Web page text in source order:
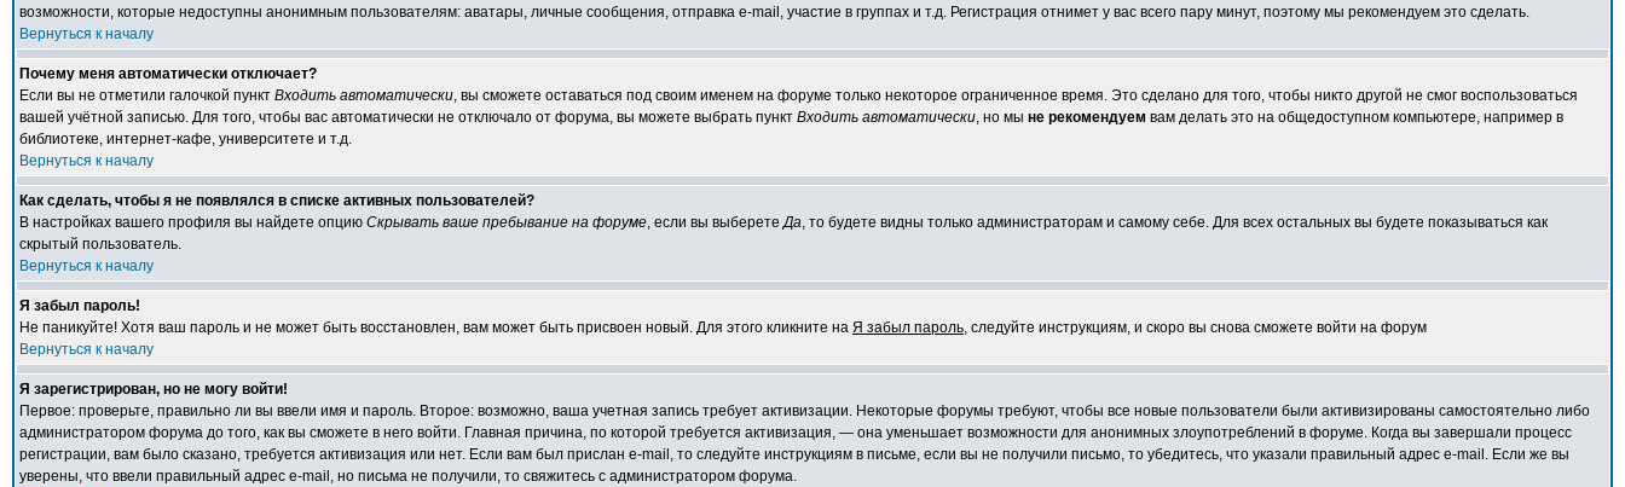
возможности, которые недоступны анонимным пользователям: аватары, личные сообщения, отправка e-mail, участие в группах и т.д. Регистрация отнимет у вас всего пару минут, поэтому мы рекомендуем это сделать.
Вернуться к началу
Почему меня автоматически отключает?
Если вы не отметили галочкой пункт Входить автоматически, вы сможете оставаться под своим именем на форуме только некоторое ограниченное время. Это сделано для того, чтобы никто другой не смог воспользоваться
вашей учётной записью. Для того, чтобы вас автоматически не отключало от форума, вы можете выбрать пункт Входить автоматически, но мы не рекомендуем вам делать это на общедоступном компьютере, например в
библиотеке, интернет-кафе, университете и т.д.
Вернуться к началу
Как сделать, чтобы я не появлялся в списке активных пользователей?
В настройках вашего профиля вы найдете опцию Скрывать ваше пребывание на форуме, если вы выберетеДа, то будете видны только администраторам и самому себе. Для всех остальных вы будете показываться как
скрытый пользователь.
Вернуться к началу
Я забыл пароль!
Не паникуйте! Хотя ваш пароль и не может быть восстановлен, вам может быть присвоен новый. Для этого кликните на Я забыл пароль, следуйте инструкциям, и скоро вы снова сможете войти на форум
Вернуться к началу
Я зарегистрирован, но не могу войти!
Первое: проверьте, правильно ли вы ввели имя и пароль. Второе: возможно, ваша учетная запись требует активизации. Некоторые форумы требуют, чтобы все новые пользователи были активизированы самостоятельно либо
администратором форума до того, как вы сможете в него войти. Главная причина, по которой требуется активизация, — она уменьшает возможности для анонимных злоупотреблений в форуме. Когда вы завершали процесс
регистрации, вам было сказано, требуется активизация или нет. Если вам был прислан e-mail, то следуйте инструкциям в письме, если вы не получили письмо, то убедитесь, что указали правильный адрес e-mail. Если же вы
уверены, что ввели правильный адрес e-mail, но письма не получили, то свяжитесь с администратором форума.